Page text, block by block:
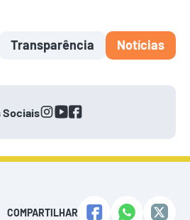
Transparência Notícias
Sociaisinstagram
youtube
facebook
COMPARTILHAR